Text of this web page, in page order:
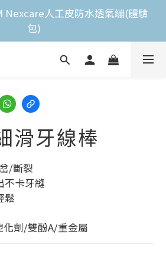
滿$2,000免運費
Nexcare人工皮防水透氣繃(體驗
包)
館滿$2,000免運費
滑牙線棒
/斷裂
卡牙縫
鬆
劑/雙酚A/重金屬